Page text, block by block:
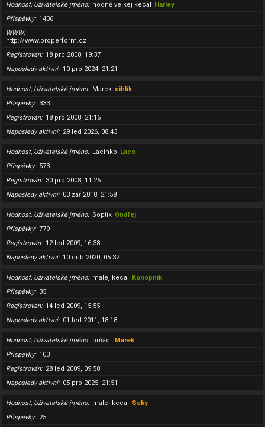
Hodnost, Uživatelské jméno hodně velkej kecal Harley
Příspěvky
1436
WWW
http://www.properform.cz
Registrován
18 pro 2008, 19:37
Naposledy aktivní
10 pro 2024, 21:21
Hodnost, Uživatelské jméno Marek cihlík
Příspěvky
333
Registrován
18 pro 2008, 21:16
Naposledy aktivní
29 led 2026, 08:43
Hodnost, Uživatelské jméno Lacinko Laco
Příspěvky
573
Registrován
30 pro 2008, 11:25
Naposledy aktivní
03 zář 2018, 21:58
Hodnost, Uživatelské jméno Soptík Ondřej
Příspěvky
779
Registrován
12 led 2009, 16:38
Naposledy aktivní
10 dub 2020, 05:32
Hodnost, Uživatelské jméno malej kecal Konopnik
Příspěvky
35
Registrován
14 led 2009, 15:55
Naposledy aktivní
01 led 2011, 18:18
Hodnost, Uživatelské jméno brňáci Marek
Příspěvky
103
Registrován
28 led 2009, 09:58
Naposledy aktivní
05 pro 2025, 21:51
Hodnost, Uživatelské jméno malej kecal Seky
Příspěvky
25